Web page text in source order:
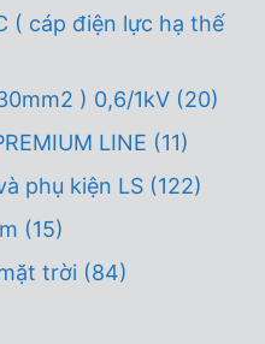
( cáp điện lực hạ thế
) 0,6/1kV (20)
LINE (11)
phụ kiện LS (122)
(15)
trời (84)